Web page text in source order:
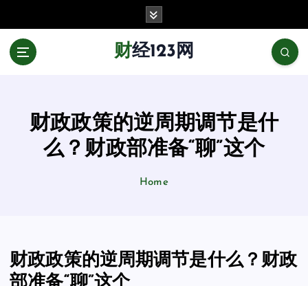
财经123网
财政政策的逆周期调节是什
么？财政部准备“聊”这个
Home
财政政策的逆周期调节是什么？财政